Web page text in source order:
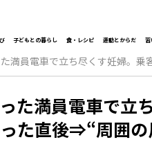
子どもとの暮らし 食・レシピ 運動とからだ 習
満員電車で立ち尽くす妊婦。乗
た満員電車で立
た直後⇒“周囲